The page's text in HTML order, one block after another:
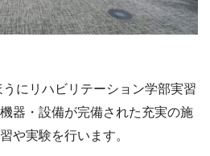
にリハビリテーション学部実習
器・設備が完備された充実の施
や実験を行います。